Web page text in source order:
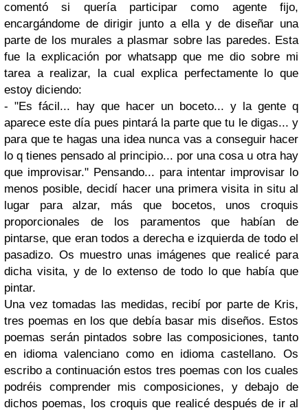
comentó si quería participar como agente fijo,
encargándome de dirigir junto a ella y de diseñar una
parte de los murales a plasmar sobre las paredes. Esta
fue la explicación por whatsapp que me dio sobre mi
tarea a realizar, la cual explica perfectamente lo que
estoy diciendo:
- "Es fácil... hay que hacer un boceto... y la gente q
aparece este día pues pintará la parte que tu le digas... y
para que te hagas una idea nunca vas a conseguir hacer
lo q tienes pensado al principio... por una cosa u otra hay
que improvisar." Pensando... para intentar improvisar lo
menos posible, decidí hacer una primera visita in situ al
lugar para alzar, más que bocetos, unos croquis
proporcionales de los paramentos que habían de
pintarse, que eran todos a derecha e izquierda de todo el
pasadizo. Os muestro unas imágenes que realicé para
dicha visita, y de lo extenso de todo lo que había que
pintar.
Una vez tomadas las medidas, recibí por parte de Kris,
tres poemas en los que debía basar mis diseños. Estos
poemas serán pintados sobre las composiciones, tanto
en idioma valenciano como en idioma castellano. Os
escribo a continuación estos tres poemas con los cuales
podréis comprender mis composiciones, y debajo de
dichos poemas, los croquis que realicé después de ir al